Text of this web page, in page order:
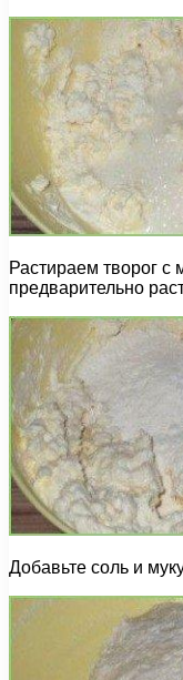
Растираем творог с
предварительно
Добавьте соль и